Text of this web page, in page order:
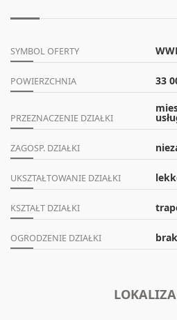
SYMBOL OFERTY
POWIERZCHNIA 33
PRZEZNACZENIE DZIAŁKI
ZAGOSP. DZIAŁKI
UKSZTAŁTOWANIE DZIAŁKI
KSZTAŁT DZIAŁKI
OGRODZENIE DZIAŁKI brak